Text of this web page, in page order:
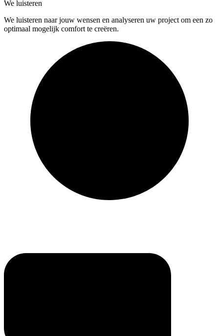
We luisteren
We luisteren naar jouw wensen en analyseren uw project om een zo
optimaal mogelijk comfort te creëren.